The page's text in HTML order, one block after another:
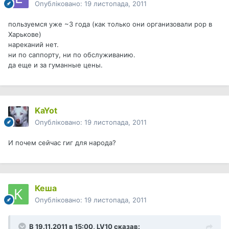
Опубліковано: 19 листопада, 2011
пользуемся уже ~3 года (как только они организовали pop в
Харькове)
нареканий нет.
ни по саппорту, ни по обслуживанию.
да еще и за гуманные цены.
KaYot
Опубліковано: 19 листопада, 2011
И почем сейчас гиг для народа?
Кеша
Опубліковано: 19 листопада, 2011
В 19.11.2011 в 15:00, LV10 сказав: